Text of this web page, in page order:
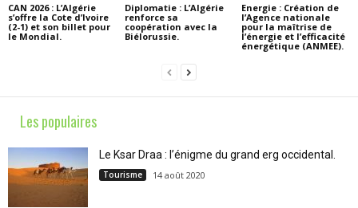
CAN 2026 : L’Algérie
s’offre la Cote d’Ivoire
(2-1) et son billet pour
le Mondial.
Diplomatie : L’Algérie
renforce sa
coopération avec la
Biélorussie.
Energie : Création de
l’Agence nationale
pour la maîtrise de
l’énergie et l’efficacité
énergétique (ANMEE).
Les populaires
Le Ksar Draa : l’énigme du grand erg occidental.
Tourisme 14 août 2020